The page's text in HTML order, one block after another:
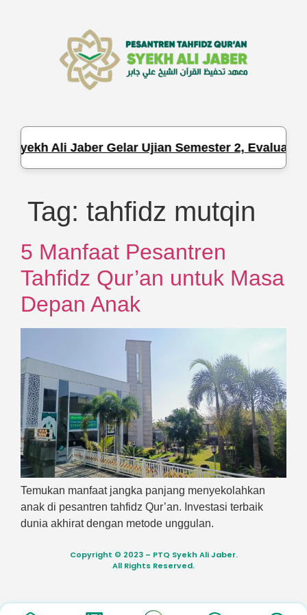
Syekh Ali Jaber Gelar Ujian Semester 2, Evaluasi
Tag: tahfidz mutqin
5 Manfaat Pesantren
Tahfidz Qur’an untuk Masa
Depan Anak
Temukan manfaat jangka panjang menyekolahkan
anak di pesantren tahfidz Qur’an. Investasi terbaik
dunia akhirat dengan metode unggulan.
Copyright © 2023 – PTQ Syekh Ali Jaber.
All Rights Reserved.